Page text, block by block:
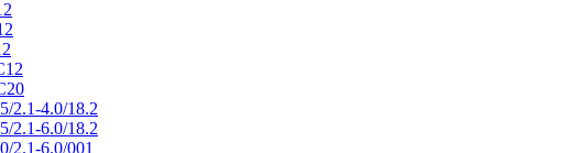
2.1-4.0/18.2
2.1-6.0/18.2
6.0/001